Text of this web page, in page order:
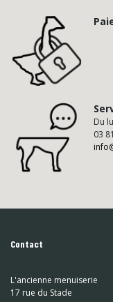
Du
03
Contact
L'ancienne menuiserie
17 rue du Stade